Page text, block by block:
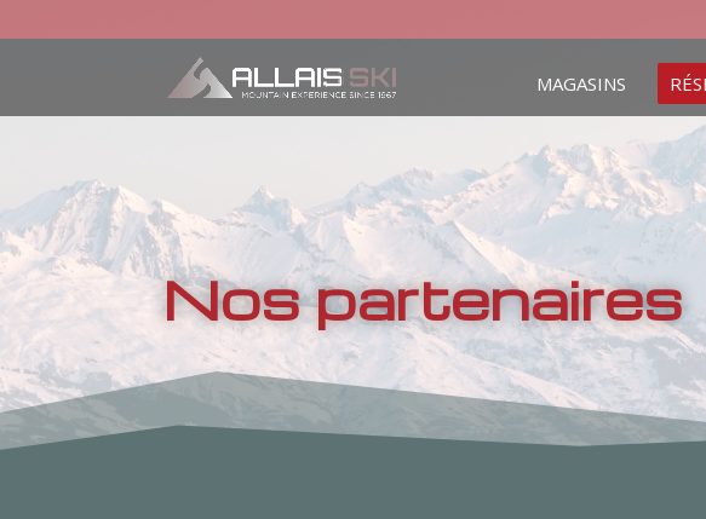
MAGASINS
Nos partenaires